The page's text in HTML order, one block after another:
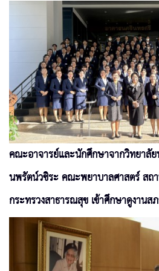
คณะอาจารย์และนักศึกษาจากวิทยาลั
นพรัตน์วชิระ คณะพยาบาลศาสตร์ สถ
กระทรวงสาธารณสุข เข้าศึกษาดูงานส